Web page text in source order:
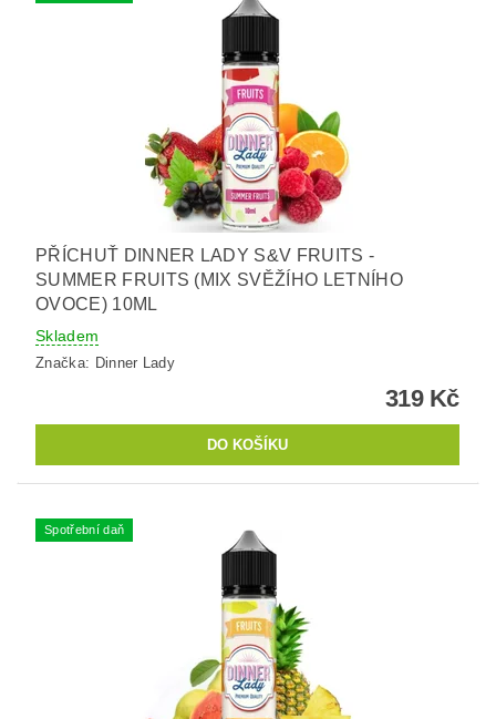
PŘÍCHUŤ DINNER LADY S&V FRUITS -
SUMMER FRUITS (MIX SVĚŽÍHO LETNÍHO
OVOCE) 10ML
Skladem
Značka: Dinner Lady
319 Kč
Spotřební daň